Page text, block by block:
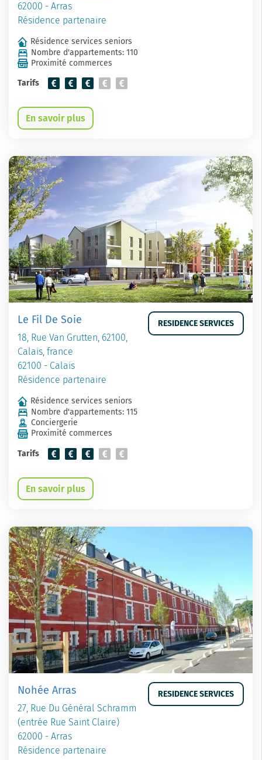
62000 - Arras
Résidence partenaire
Résidence services seniors
Nombre d'appartements: 110
Proximité commerces
Tarifs
En savoir plus
Le Fil De Soie
18, Rue Van Grutten, 62100,
Calais, france
62100 - Calais
Résidence partenaire
RESIDENCE SERVICES
Résidence services seniors
Nombre d'appartements: 115
Conciergerie
Proximité commerces
Tarifs
En savoir plus
Nohée Arras
27, Rue Du Général Schramm
(entrée Rue Saint Claire)
62000 - Arras
Résidence partenaire
RESIDENCE SERVICES